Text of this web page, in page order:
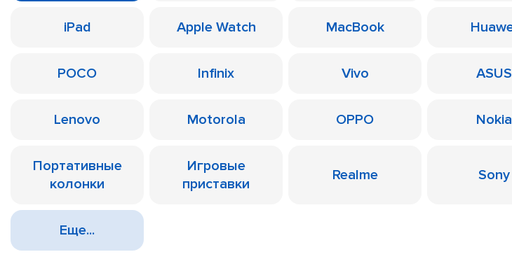
iPad Apple Watch MacBook
POCO Infinix Vivo ASUS
Lenovo Motorola OPPO Nokia
Портативные
колонки
Игровые
приставки
Realme Sony
Еще...